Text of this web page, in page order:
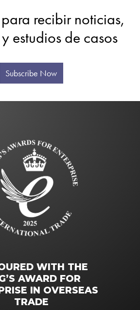
recibir noticias,
estudios de casos
Subscribe Now
WITH THE
AWARD FOR
IN OVERSEAS
TRADE